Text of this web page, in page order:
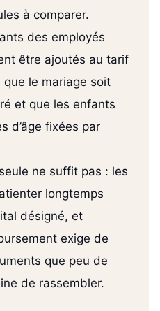
à comparer.
des employés
être ajoutés au tarif
le mariage soit
et que les enfants
d’âge fixées par
ne suffit pas : les
longtemps
désigné, et
exige de
que peu de
de rassembler.